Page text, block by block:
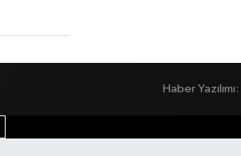
Haber Yazılımı: